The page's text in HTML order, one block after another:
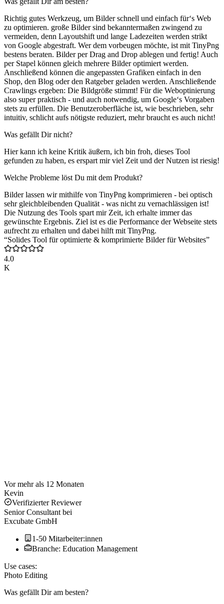
Richtig gutes Werkzeug, um Bilder schnell und einfach für‘s Web
zu optimieren. große Bilder sind bekanntermaßen zwingend zu
vermeiden, denn Layoutshift und lange Ladezeiten werden strikt
von Google abgestraft. Wer dem vorbeugen möchte, ist mit TinyPng
bestens beraten. Bilder per Drag and Drop ablegen und fertig! Auch
per Stapel können gleich mehrere Bilder optimiert werden.
Anschließend können die angepassten Grafiken einfach in den
Shop, den Blog oder den Ratgeber geladen werden. Anschließende
Crawlings ergeben: Die Bildgröße stimmt! Für die Weboptinierung
also super praktisch - und auch notwendig, um Google‘s Vorgaben
stets zu erfüllen. Die Benutzeroberfläche ist, wie beschrieben, sehr
intuitiv, schlicht aufs nötigste reduziert, mehr braucht es auch nicht!
Was gefällt Dir nicht?
Hier kann ich keine Kritik äußern, ich bin froh, dieses Tool
gefunden zu haben, es erspart mir viel Zeit und der Nutzen ist riesig!
Welche Probleme löst Du mit dem Produkt?
Bilder lassen wir mithilfe von TinyPng komprimieren - bei optisch
sehr gleichbleibenden Qualität - was nicht zu vernachlässigen ist!
Die Nutzung des Tools spart mir Zeit, ich erhalte immer das
gewünschte Ergebnis. Ziel ist es die Performance der Webseite stets
aufrecht zu erhalten und dabei hilft mit TinyPng.
“Solides Tool für optimierte & komprimierte Bilder für Websites”
4.0
K
Vor mehr als 12 Monaten
Kevin
Verifizierter Reviewer
Senior Consultant bei
Excubate GmbH
1-50 Mitarbeiter:innen
Branche: Education Management
Use cases:
Photo Editing
Was gefällt Dir am besten?